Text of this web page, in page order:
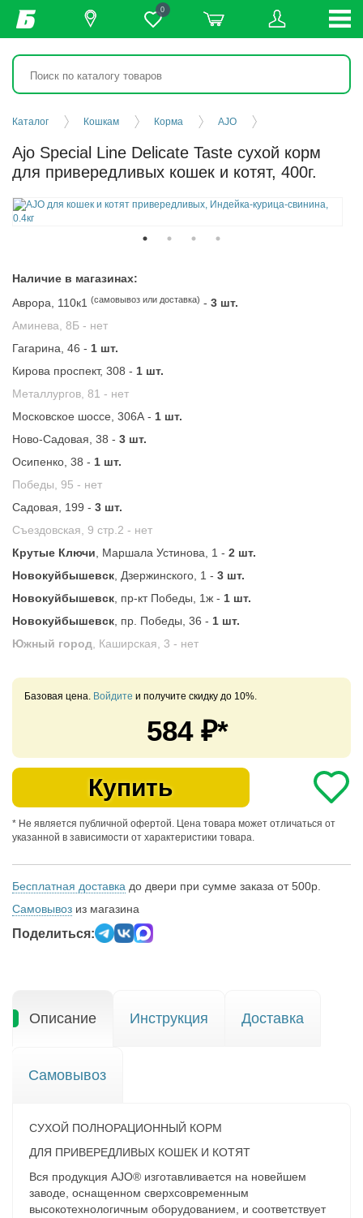
0
Каталог Кошкам Корма AJO
Ajo Special Line Delicate Taste сухой корм
для привередливых кошек и котят, 400г.
Наличие в магазинах:
Аврора, 110к1 (самовывоз или доставка) - 3 шт.
Аминева, 8Б - нет
Гагарина, 46 - 1 шт.
Кирова проспект, 308 - 1 шт.
Металлургов, 81 - нет
Московское шоссе, 306А - 1 шт.
Ново-Садовая, 38 - 3 шт.
Осипенко, 38 - 1 шт.
Победы, 95 - нет
Садовая, 199 - 3 шт.
Съездовская, 9 стр.2 - нет
Крутые Ключи , Маршала Устинова, 1 - 2 шт.
Новокуйбышевск , Дзержинского, 1 - 3 шт.
Новокуйбышевск , пр-кт Победы, 1ж - 1 шт.
Новокуйбышевск , пр. Победы, 36 - 1 шт.
Южный город , Каширская, 3 - нет
Базовая цена. Войдите и получите скидку до 10%.
584₽*
Купить
* Не является публичной офертой. Цена товара может отличаться от
указанной в зависимости от характеристики товара.
Бесплатная доставка до двери при сумме заказа от 500р.
Самовывоз из магазина
Поделиться:
Описание Инструкция Доставка
Самовывоз
СУХОЙ ПОЛНОРАЦИОННЫЙ КОРМ
ДЛЯ ПРИВЕРЕДЛИВЫХ КОШЕК И КОТЯТ
Вся продукция AJO® изготавливается на новейшем
заводе, оснащенном сверхсовременным
высокотехнологичным оборудованием, и соответствует